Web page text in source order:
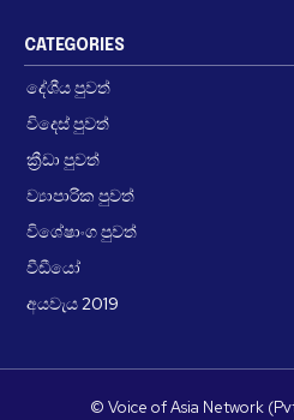
CATEGORIES
දේශීය පුවත්
විදෙස් පුවත්
ක්‍රීඩා පුවත්
ව්‍යාපාරික පුවත්
විශේෂාංග පුවත්
වීඩීයෝ
අයවැය 2019
© Voice of Asia Network